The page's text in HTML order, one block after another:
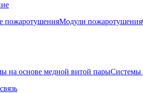
пожаротушенияМодули пожаротушения
на основе медной витой парыСистемы